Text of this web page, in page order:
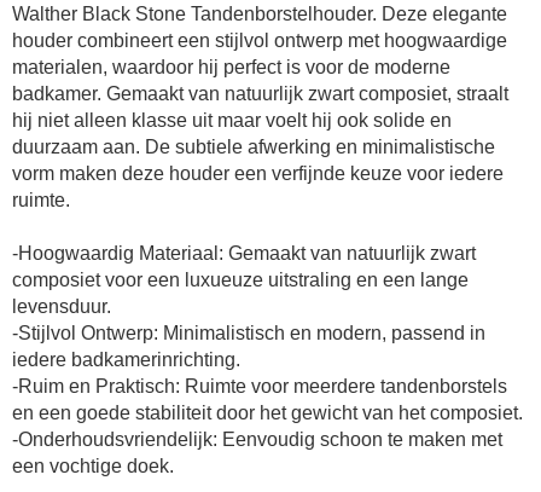
Walther Black Stone Tandenborstelhouder. Deze elegante
houder combineert een stijlvol ontwerp met hoogwaardige
materialen, waardoor hij perfect is voor de moderne
badkamer. Gemaakt van natuurlijk zwart composiet, straalt
hij niet alleen klasse uit maar voelt hij ook solide en
duurzaam aan. De subtiele afwerking en minimalistische
vorm maken deze houder een verfijnde keuze voor iedere
ruimte.
-Hoogwaardig Materiaal: Gemaakt van natuurlijk zwart
composiet voor een luxueuze uitstraling en een lange
levensduur.
-Stijlvol Ontwerp: Minimalistisch en modern, passend in
iedere badkamerinrichting.
-Ruim en Praktisch: Ruimte voor meerdere tandenborstels
en een goede stabiliteit door het gewicht van het composiet.
-Onderhoudsvriendelijk: Eenvoudig schoon te maken met
een vochtige doek.